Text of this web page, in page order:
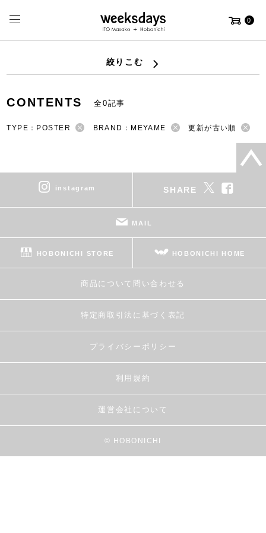
0
絞りこむ
CONTENTS 全0記事
TYPE：POSTER BRAND：MEYAME 更新が古い順
instagram SHARE
MAIL
HOBONICHI STORE HOBONICHI HOME
商品について問い合わせる
特定商取引法に基づく表記
プライバシーポリシー
利用規約
運営会社について
© HOBONICHI